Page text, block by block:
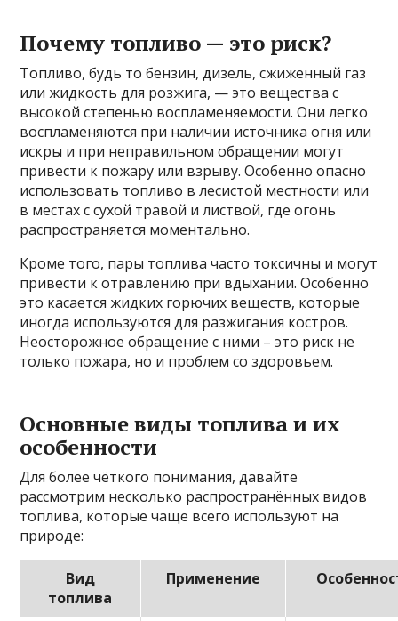
Почему топливо — это риск?
Топливо, будь то бензин, дизель, сжиженный газ
или жидкость для розжига, — это вещества с
высокой степенью воспламеняемости. Они легко
воспламеняются при наличии источника огня или
искры и при неправильном обращении могут
привести к пожару или взрыву. Особенно опасно
использовать топливо в лесистой местности или
в местах с сухой травой и листвой, где огонь
распространяется моментально.
Кроме того, пары топлива часто токсичны и могут
привести к отравлению при вдыхании. Особенно
это касается жидких горючих веществ, которые
иногда используются для разжигания костров.
Неосторожное обращение с ними – это риск не
только пожара, но и проблем со здоровьем.
Основные виды топлива и их
особенности
Для более чёткого понимания, давайте
рассмотрим несколько распространённых видов
топлива, которые чаще всего используют на
природе:
Вид
топлива
Применение